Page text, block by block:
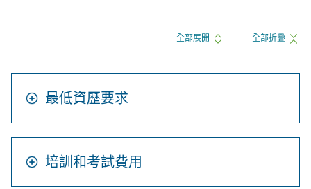
全部展開 全部折疊
最低資歷要求
培訓和考試費用